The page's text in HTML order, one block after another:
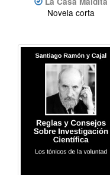
Novela corta